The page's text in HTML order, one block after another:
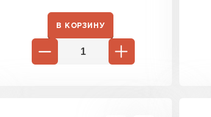
В КОРЗИНУ